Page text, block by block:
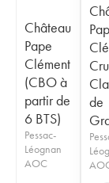
Château
Pape
Clément
(CBO à
partir de
6 BTS)
Pessac-
Léognan
AOC
Cru
de